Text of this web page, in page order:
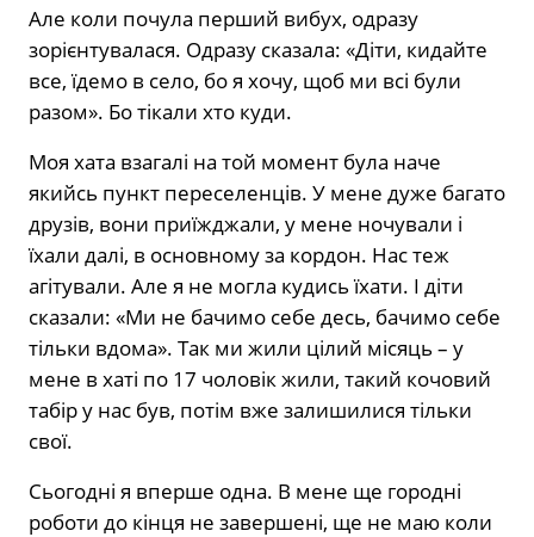
Але коли почула перший вибух, одразу
зорієнтувалася. Одразу сказала: «Діти, кидайте
все, їдемо в село, бо я хочу, щоб ми всі були
разом». Бо тікали хто куди.
Моя хата взагалі на той момент була наче
якийсь пункт переселенців. У мене дуже багато
друзів, вони приїжджали, у мене ночували і
їхали далі, в основному за кордон. Нас теж
агітували. Але я не могла кудись їхати. І діти
сказали: «Ми не бачимо себе десь, бачимо себе
тільки вдома». Так ми жили цілий місяць – у
мене в хаті по 17 чоловік жили, такий кочовий
табір у нас був, потім вже залишилися тільки
свої.
Сьогодні я вперше одна. В мене ще городні
роботи до кінця не завершені, ще не маю коли